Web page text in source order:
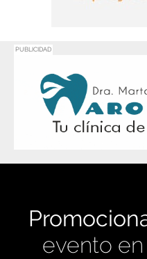
PUBLICIDAD
evento en